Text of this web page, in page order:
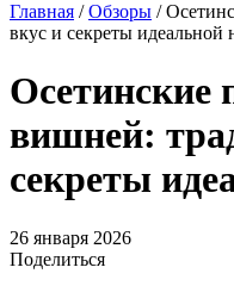
Главная /Обзоры /
вкус и секреты идеальной
Осетинские
вишней:
секреты
26 января 2026
Поделиться